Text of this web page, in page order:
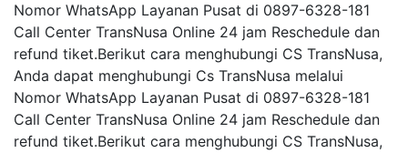
Nomor WhatsApp Layanan Pusat di 0897-6328-181
Call Center TransNusa Online 24 jam Reschedule dan
refund tiket.Berikut cara menghubungi CS TransNusa,
Anda dapat menghubungi Cs TransNusa melalui
Nomor WhatsApp Layanan Pusat di 0897-6328-181
Call Center TransNusa Online 24 jam Reschedule dan
refund tiket.Berikut cara menghubungi CS TransNusa,